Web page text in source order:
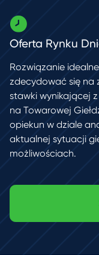
Oferta Rynku
Rozwiązanie
zdecydować się na
stawki wynikającej
na Towarowej
opiekun w dziale
aktualnej sytuacji
możliwościach.